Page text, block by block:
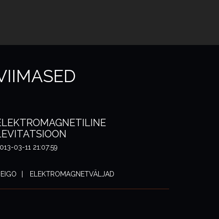
03-11 21:07:59
ELEKTROMAGNETVÄLJAD